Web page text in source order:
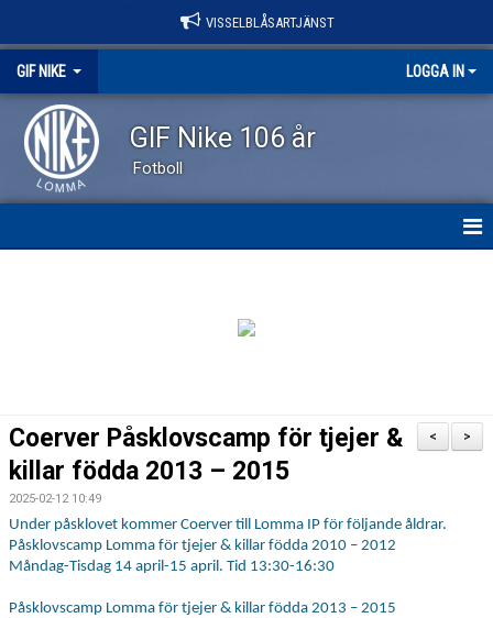
VISSELBLÅSARTJÄNST
GIF NIKE LOGGA IN
GIF Nike 106 år
Fotboll
EVENEMANG
KIOSK OCH BOLLSERVICE
INFORMATION
>
<
Coerver Påsklovscamp för tjejer &
killar födda 2013 – 2015
2025-02-12 10:49
Under påsklovet kommer Coerver till Lomma IP för följande åldrar.
Påsklovscamp Lomma för tjejer & killar födda 2010 – 2012
Måndag-Tisdag 14 april-15 april. Tid 13:30-16:30
Påsklovscamp Lomma för tjejer & killar födda 2013 – 2015